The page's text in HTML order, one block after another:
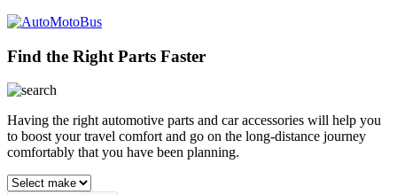
Find the Right Parts Faster
Having the right automotive parts and car accessories will help you
to boost your travel comfort and go on the long-distance journey
comfortably that you have been planning.